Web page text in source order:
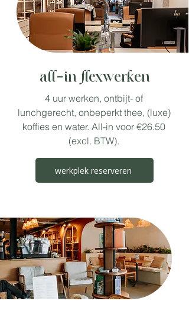
all-in flexwerken
4 uur werken, ontbijt- of
lunchgerecht, onbeperkt thee, (luxe)
koffies en water. All-in voor €26.50
(excl. BTW).
werkplek reserveren